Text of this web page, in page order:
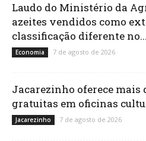
Laudo do Ministério da
azeites vendidos como
classificação diferente no...
Economia 7 de agosto de 2026
Jacarezinho oferece mais
gratuitas em oficinas
Jacarezinho 7 de agosto de 2026